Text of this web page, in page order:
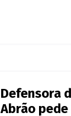
Defensora
Abrão